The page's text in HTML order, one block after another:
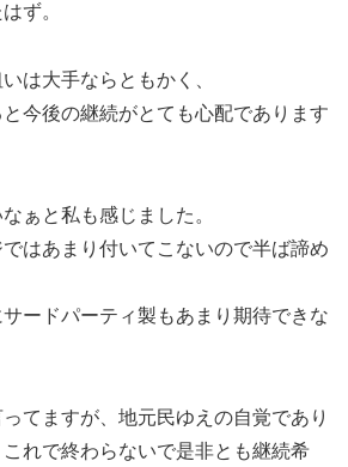
ず。
は大手ならともかく、
今後の継続がとても心配であります
ぁと私も感じました。
はあまり付いてこないので半ば諦め
ードパーティ製もあまり期待できな
てますが、地元民ゆえの自覚であり
れで終わらないで是非とも継続希